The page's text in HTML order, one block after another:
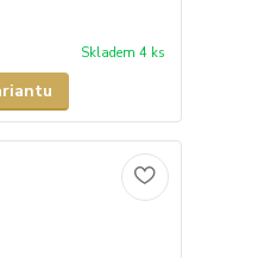
Skladem 4 ks